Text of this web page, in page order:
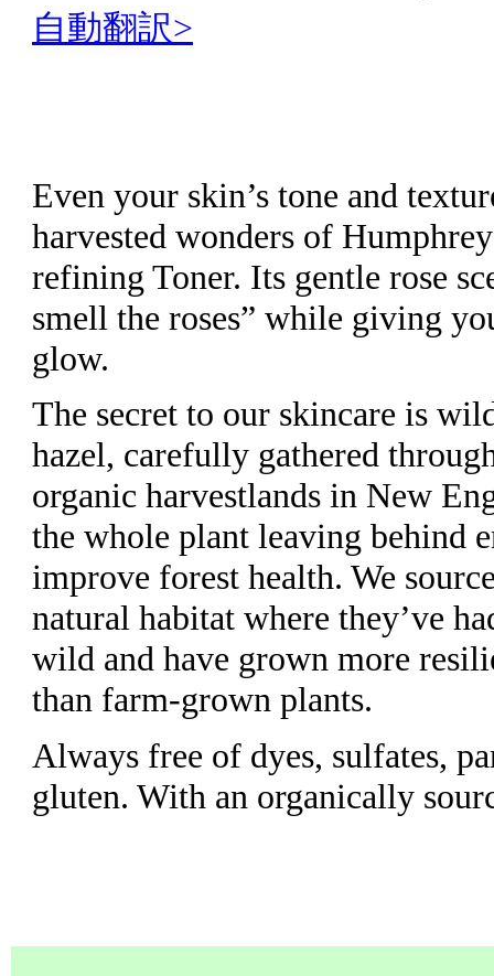
自動翻訳>
Even your skin’s tone and
harvested wonders of
refining Toner. Its gentle rose
smell the roses” while giving
glow.
The secret to our skincare is
hazel, carefully gathered
organic harvestlands in New
the whole plant leaving behind
improve forest health. We
natural habitat where they’ve
wild and have grown more
than farm-grown plants.
Always free of dyes, sulfates,
gluten. With an organically